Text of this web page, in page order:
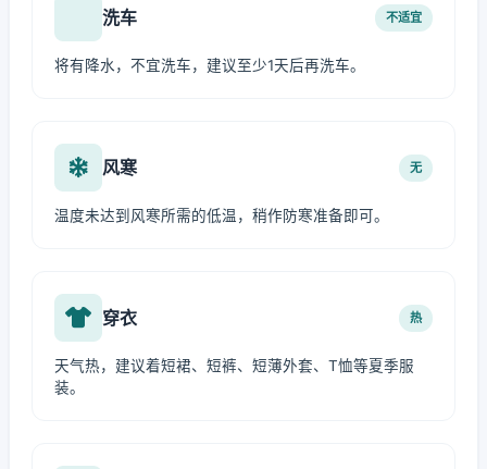
洗车 不适宜
将有降水，不宜洗车，建议至少1天后再洗车。
风寒 无
温度未达到风寒所需的低温，稍作防寒准备即可。
穿衣 热
天气热，建议着短裙、短裤、短薄外套、T恤等夏季服
装。